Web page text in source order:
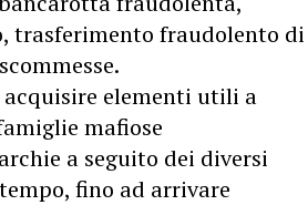
trasferimento fraudolento di
elementi utili a
mafiose
a seguito dei diversi
fino ad arrivare